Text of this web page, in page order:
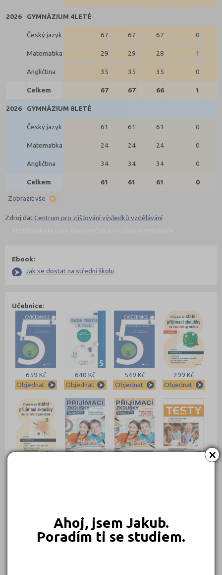
×
Ahoj, jsem Jakub.
Poradím ti se studiem.
2026 GYMNÁZIUM 4LETÉ
Český jazyk 67 67 67 0
Matematika 29 29 28 1
Angličtina 35 35 35 0
Celkem 67 67 66 1
2026 GYMNÁZIUM 8LETÉ
Český jazyk 61 61 61 0
Matematika 24 24 24 0
Angličtina 34 34 34 0
Celkem 61 61 61 0
Zobrazit vše
Zdroj datCentrum pro zjišťování výsledků vzdělávání
Ebook:
Jak se dostat na střední školu
Učebnice:
659 Kč
Objednat
640 Kč
Objednat
549 Kč
Objednat
299 Kč
Objednat